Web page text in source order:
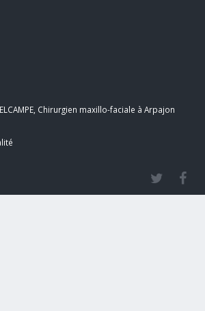
Chirurgien maxillo-faciale à Arpajon